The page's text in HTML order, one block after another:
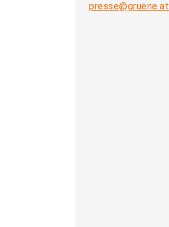
presse@gruene.at